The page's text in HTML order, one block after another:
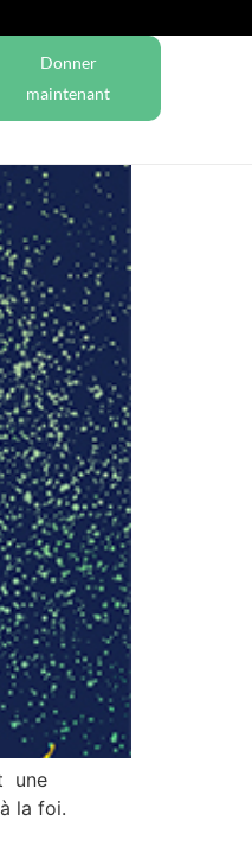
Donner
maintenant
une
la foi.